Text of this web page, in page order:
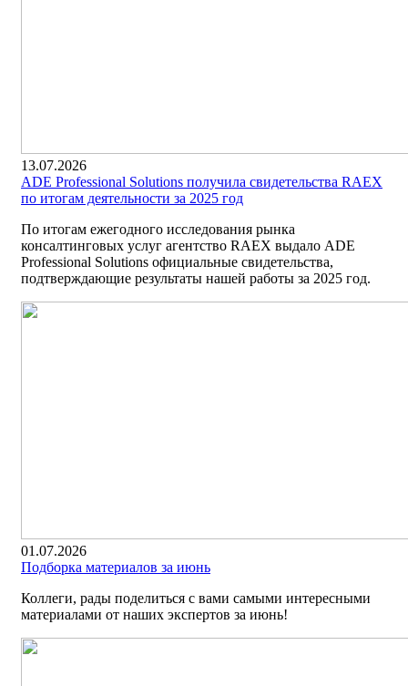
13.07.2026
ADE Professional Solutions получила свидетельства RAEX
по итогам деятельности за 2025 год
По итогам ежегодного исследования рынка
консалтинговых услуг агентство RAEX выдало ADE
Professional Solutions официальные свидетельства,
подтверждающие результаты нашей работы за 2025 год.
01.07.2026
Подборка материалов за июнь
Коллеги, рады поделиться с вами самыми интересными
материалами от наших экспертов за июнь!